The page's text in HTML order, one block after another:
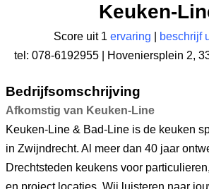
Keuken-
Score uit 1 ervaring
beschrijf
tel: 078-6192955 |
Hoveniersplein 2,
Bedrijfsomschrijving
Afkomstig van Keuken-Line
Keuken-Line & Bad-Line is de keuken
in Zwijndrecht. Al meer dan 40 jaar
Drechtsteden keukens voor
en project locaties. Wij luisteren naar